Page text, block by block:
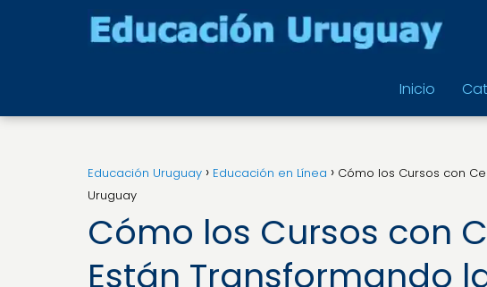
Inicio
Educación Uruguay Educación en Línea
Cómo los Cursos con
Uruguay
Cómo los Cursos con
Están Transformando